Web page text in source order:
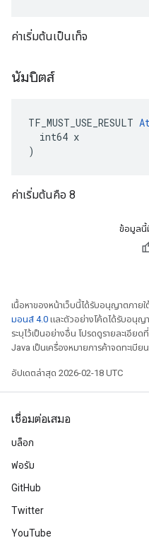
ค่าเริ่มต้นเป็นเท็จ
นัมบิตส์
TF_MUST_USE_RESULT
  int64 x
)
ค่าเริ่มต้นคือ 8
ข้อมูลนี้
เนื้อหาของหน้าเว็บนี้ได้รับอนุญาตภายใ
มอนส์ 4.0 และตัวอย่างโค้ดได้รับอนุญ
ระบุไว้เป็นอย่างอื่น โปรดดูรายละเอียดที่
Java เป็นเครื่องหมายการค้าจดทะเบี
อัปเดตล่าสุด 2026-02-18 UTC
เชื่อมต่อเสมอ
บล็อก
ฟอรัม
GitHub
Twitter
YouTube